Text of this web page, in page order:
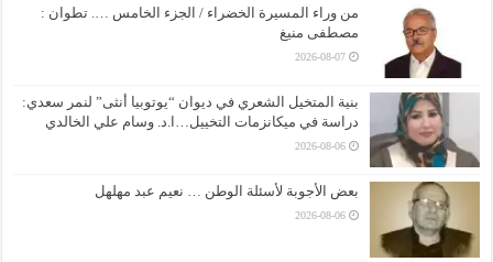
من وراء المسيرة الخضراء / الجزء الخامس …. تطوان :
مصطفى منيغ
2026-08-07
بنية المتخيل الشعري في ديوان “يوتوبيا أنثى” لنمر سعدي:
دراسة في ميكانزمات التخييل…ا.د. وسام علي الخالدي
2026-08-06
بعض الأجوبة لأسئلة الوطن … نعيم عبد مهلهل
2026-08-06